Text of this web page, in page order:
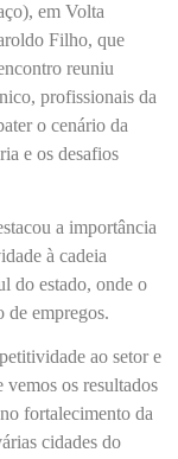
em Volta
Filho, que
reuniu
profissionais da
o cenário da
e os desafios
a importância
à cadeia
do estado, onde o
de empregos.
ao setor e
os resultados
fortalecimento da
cidades do